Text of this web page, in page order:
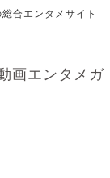
合エンタメサイト
画エンタメガ